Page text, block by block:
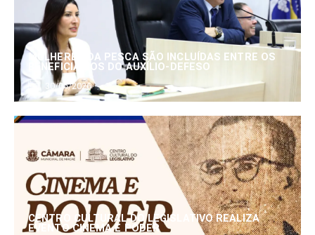
MULHERES DA PESCA SÃO INCLUÍDAS ENTRE OS
BENEFICIÁRIOS DO AUXÍLIO-DEFESO
30/06/2026
CENTRO CULTURAL DO LEGISLATIVO REALIZA
EVENTO CINEMA E PODER